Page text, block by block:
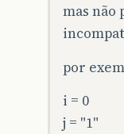
mas não
por
i = 0
j = "1"